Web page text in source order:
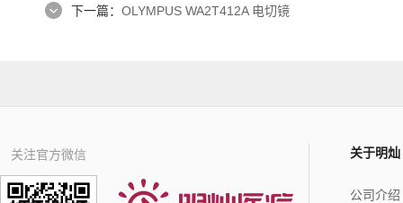
下一篇： OLYMPUS WA2T412A 电切镜
关注官方微信 关于明灿
公司介绍